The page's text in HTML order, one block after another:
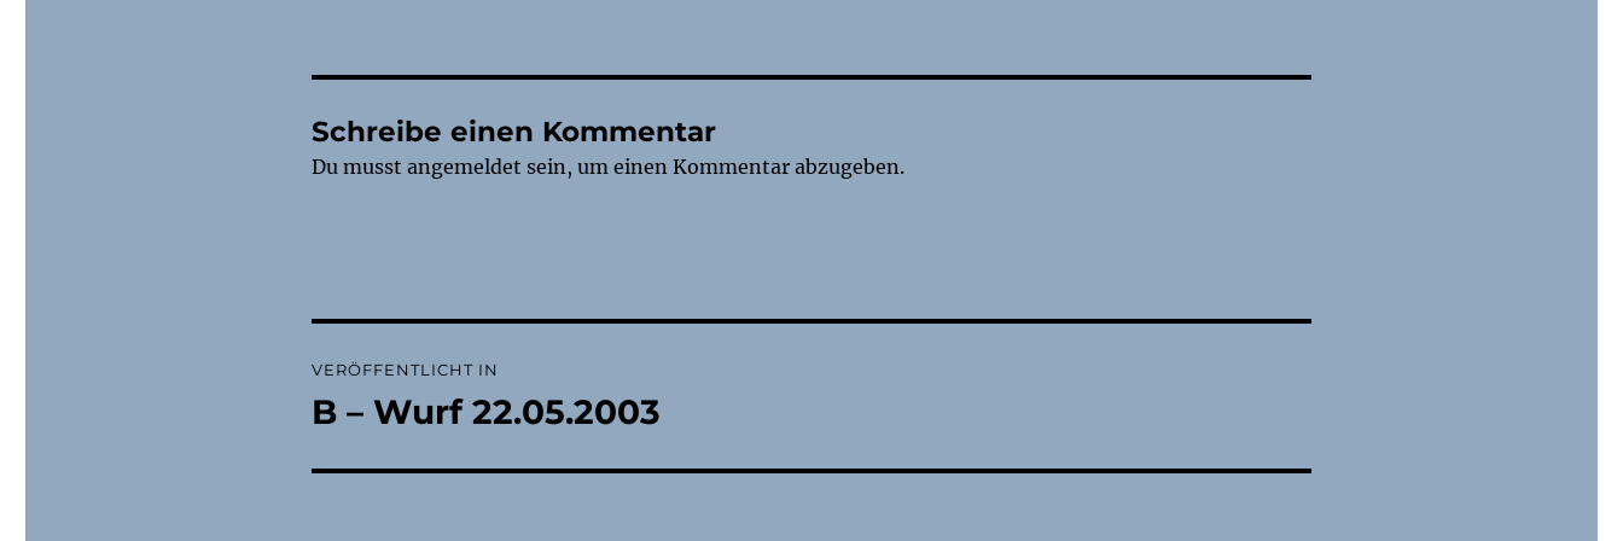
Schreibe einen Kommentar
Du musst angemeldet sein, um einen Kommentar abzugeben.
VERÖFFENTLICHT IN
B – Wurf 22.05.2003